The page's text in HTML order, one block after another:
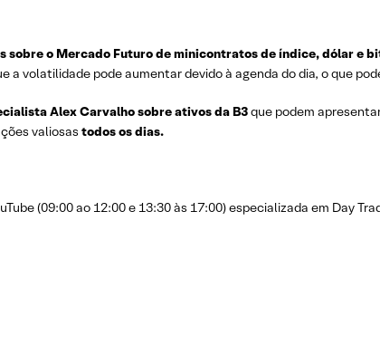
sobre o Mercado Futuro de minicontratos de índice, dólar e
volatilidade pode aumentar devido à agenda do dia, o que
Alex Carvalho sobre ativos da B3que podem
valiosas todos os dias.
(09:00 ao 12:00 e 13:30 às 17:00) especializada em Day